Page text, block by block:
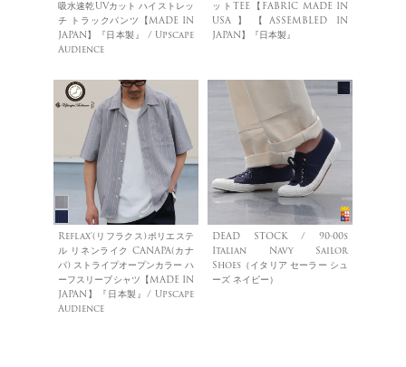
吸水速乾UVカット ハイストレッ
チ トラックパンツ【MADE IN
JAPAN】『日本製』 / Upscape
Audience
ットTEE【FABRIC MADE IN
USA】【ASSEMBLED IN
JAPAN】『日本製』
Reflax®(リフラクス)ポリエステ
ル リネンライク CANAPA(カナ
パ) ストライプオープンカラー ハ
ーフスリーブシャツ【MADE IN
JAPAN】『日本製』/ Upscape
Audience
DEAD STOCK / 90-00s
Italian Navy Sailor
Shoes（イタリア セーラー シュ
ーズ ネイビー）